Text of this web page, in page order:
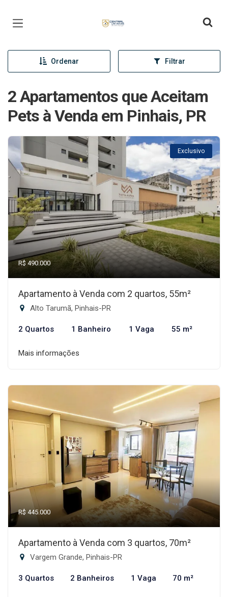
Ordenar Filtrar
2 Apartamentos que Aceitam
Pets à Venda em Pinhais, PR
Exclusivo
R$ 490.000
Apartamento à Venda com 2 quartos, 55m²
Alto Tarumã, Pinhais-PR
2 Quartos 1 Banheiro 1 Vaga 55 m²
Mais informações
R$ 445.000
Apartamento à Venda com 3 quartos, 70m²
Vargem Grande, Pinhais-PR
3 Quartos 2 Banheiros 1 Vaga 70 m²